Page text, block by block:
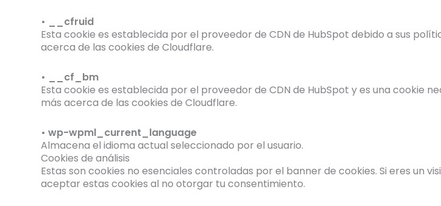
• __cfruid
Esta cookie es establecida por el proveedor de CDN de HubSpot debido a sus
acerca de las cookies de Cloudflare.
• __cf_bm
Esta cookie es establecida por el proveedor de CDN de HubSpot y es una cookie
más acerca de las cookies de Cloudflare.
• wp-wpml_current_language
Almacena el idioma actual seleccionado por el usuario.
Cookies de análisis
Estas son cookies no esenciales controladas por el banner de cookies. Si eres un
aceptar estas cookies al no otorgar tu consentimiento.